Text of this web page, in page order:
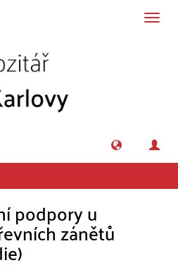
podpory u
zánětů